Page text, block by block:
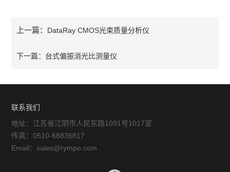
上一篇： DataRay CMOS光束质量分析仪
下一篇： 台式偏振消光比测量仪
联系我们
地址：江苏省江阴市人民东路1091号1017室
传真：0510-68836817
Email：sales@rympo.com